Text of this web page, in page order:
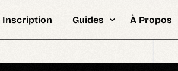
IA
Inscription Guides
Artificielle Stats
À Propos
FAQ &